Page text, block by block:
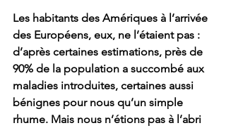
Les habitants des Amériques à l’arrivée
des Européens, eux, ne l’étaient pas :
d’après certaines estimations, près de
90% de la population a succombé aux
maladies introduites, certaines aussi
bénignes pour nous qu’un simple
rhume. Mais nous n’étions pas à l’abri